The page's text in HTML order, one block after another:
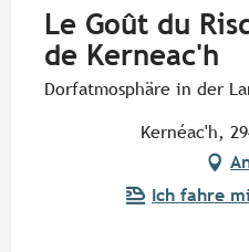
Le Goût du
de Kerneac'h
Dorfatmosphäre in der
Kernéac'h,
Ich fahre